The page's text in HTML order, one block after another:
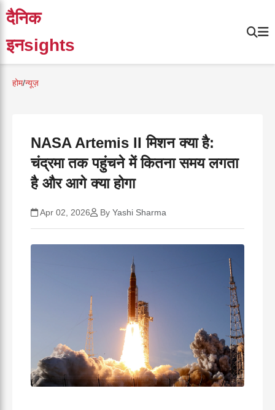
दैनिक
इनsights
होम/न्यूज़
NASA Artemis II मिशन क्या है:
चंद्रमा तक पहुंचने में कितना समय लगता
है और आगे क्या होगा
Apr 02, 2026 By Yashi Sharma